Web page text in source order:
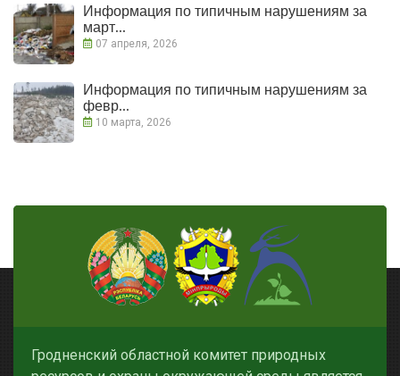
Информация по типичным нарушениям за
март...
07 апреля, 2026
Информация по типичным нарушениям за
февр...
10 марта, 2026
Гродненский областной комитет природных